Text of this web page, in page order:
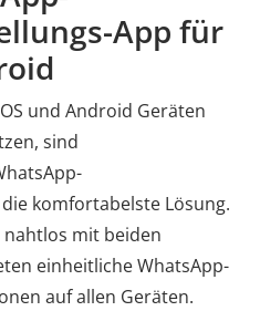
App für
und Android Geräten
sind
komfortabelste Lösung.
mit beiden
einheitliche WhatsApp-
auf allen Geräten.